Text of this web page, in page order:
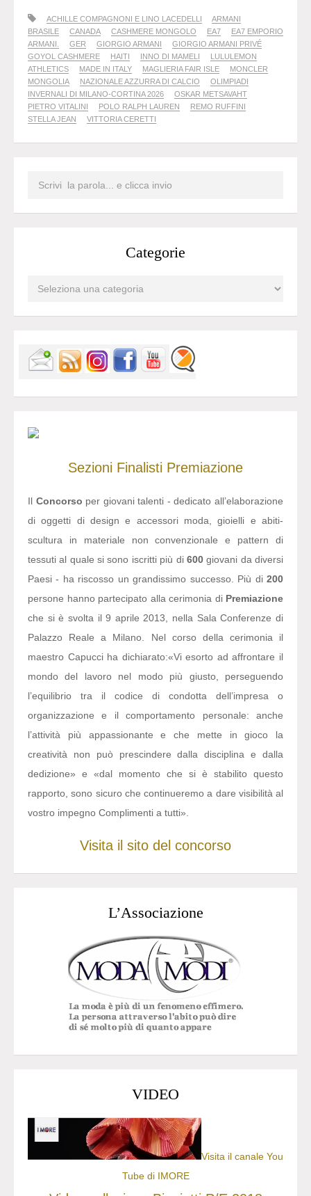
ACHILLE COMPAGNONI E LINO LACEDELLI
ARMANI
BRASILE
CANADA CASHMERE MONGOLO EA7
EA7 EMPORIO
ARMANI.
GER GIORGIO ARMANI
GIORGIO ARMANI PRIVÉ
GOYOL CASHMERE
HAITI INNO DI MAMELI
LULULEMON
ATHLETICS
MADE IN ITALY MAGLIERIA FAIR ISLE
MONCLER
MONGOLIA
NAZIONALE AZZURRA DI CALCIO
OLIMPIADI
INVERNALI DI MILANO-CORTINA 2026
OSKAR METSAVAHT
PIETRO VITALINI
POLO RALPH LAUREN
REMO RUFFINI
STELLA JEAN
VITTORIA CERETTI
Categorie
Sezioni Finalisti Premiazione
Il Concorso per giovani talenti - dedicato all’elaborazione
di oggetti di design e accessori moda, gioielli e abiti-
scultura in materiale non convenzionale e pattern di
tessuti al quale si sono iscritti più di 600giovani da diversi
Paesi - ha riscosso un grandissimo successo. Più di 200
persone hanno partecipato alla cerimonia di Premiazione
che si è svolta il 9 aprile 2013, nella Sala Conferenze di
Palazzo Reale a Milano. Nel corso della cerimonia il
maestro Capucci ha dichiarato:«Vi esorto ad affrontare il
mondo del lavoro nel modo più giusto, perseguendo
l’equilibrio tra il codice di condotta dell’impresa o
organizzazione e il comportamento personale: anche
l’attività più appassionante e che mette in gioco la
creatività non può prescindere dalla disciplina e dalla
dedizione» e «dal momento che si è stabilito questo
rapporto, sono sicuro che continueremo a dare visibilità al
vostro impegno Complimenti a tutti».
Visita il sito del concorso
L’Associazione
VIDEO
Visita il canale You
Tube di IMORE